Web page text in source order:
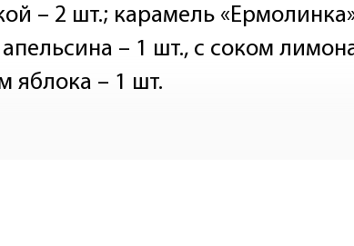
– 2 шт.; карамель
– 1 шт., с соком
яблока – 1 шт.